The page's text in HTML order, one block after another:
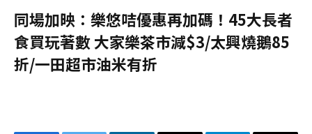
同場加映：樂悠咭優惠再加碼！45大長者
食買玩著數 大家樂茶市減$3/太興燒鵝85
折/一田超市油米有折